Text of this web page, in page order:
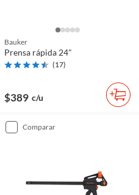
Bauker
Prensa rápida 24"
(17)
$389 c/u
comparar